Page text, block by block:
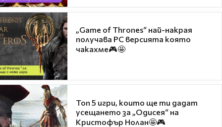
„Game of Thrones“ най-накрая
получава PC версията която
чакахме🎮🤩
Топ 5 игри, които ще ти дадат
усещането за „Одисея“ на
Кристофър Нолан🤩🎮